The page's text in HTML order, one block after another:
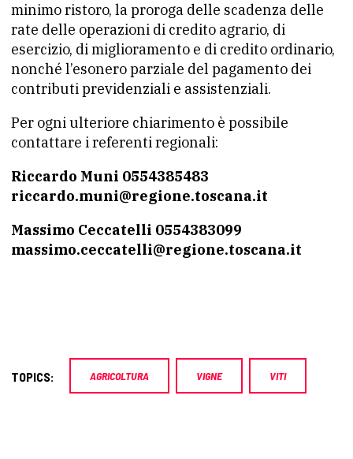
minimo ristoro, la proroga delle scadenza delle
rate delle operazioni di credito agrario, di
esercizio, di miglioramento e di credito ordinario,
nonché l’esonero parziale del pagamento dei
contributi previdenziali e assistenziali.
Per ogni ulteriore chiarimento è possibile
contattare i referenti regionali:
Riccardo Muni 0554385483
riccardo.muni@regione.toscana.it
Massimo Ceccatelli 0554383099
massimo.ceccatelli@regione.toscana.it
TOPICS: AGRICOLTURA VIGNE VITI